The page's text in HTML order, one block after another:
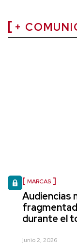
+
MARCAS
Audiencias
durante el
junio 2, 2026